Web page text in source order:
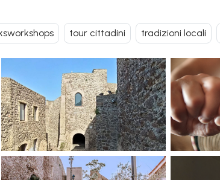
tour cittadini tradizioni locali